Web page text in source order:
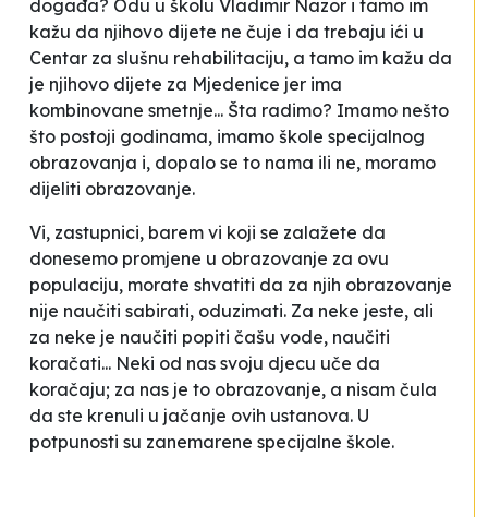
događa? Odu u školu Vladimir Nazor i tamo im
kažu da njihovo dijete ne čuje i da trebaju ići u
Centar za slušnu rehabilitaciju, a tamo im kažu da
je njihovo dijete za Mjedenice jer ima
kombinovane smetnje... Šta radimo? Imamo nešto
što postoji godinama, imamo škole specijalnog
obrazovanja i, dopalo se to nama ili ne, moramo
dijeliti obrazovanje.
Vi, zastupnici, barem vi koji se zalažete da
donesemo promjene u obrazovanje za ovu
populaciju, morate shvatiti da za njih obrazovanje
nije naučiti sabirati, oduzimati. Za neke jeste, ali
za neke je naučiti popiti čašu vode, naučiti
koračati... Neki od nas svoju djecu uče da
koračaju; za nas je to obrazovanje, a nisam čula
da ste krenuli u jačanje ovih ustanova. U
potpunosti su zanemarene specijalne škole.